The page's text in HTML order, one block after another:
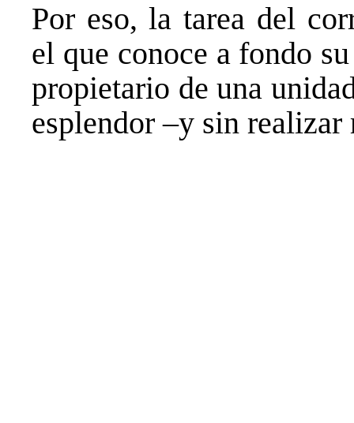
Por eso, la tarea del
el que conoce a fondo
propietario de una
esplendor –y sin realizar